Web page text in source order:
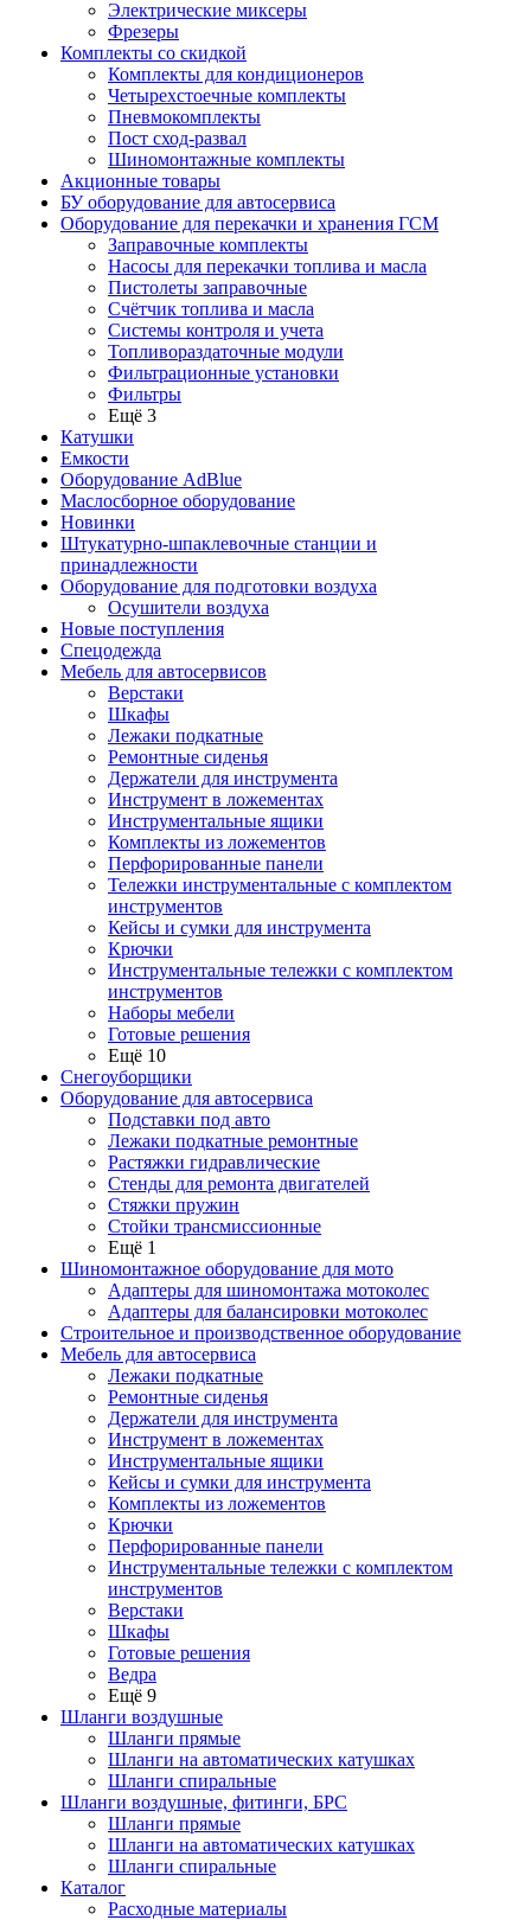
Электрические миксеры
Фрезеры
Комплекты со скидкой
Комплекты для кондиционеров
Четырехстоечные комплекты
Пневмокомплекты
Пост сход-развал
Шиномонтажные комплекты
Акционные товары
БУ оборудование для автосервиса
Оборудование для перекачки и хранения ГСМ
Заправочные комплекты
Насосы для перекачки топлива и масла
Пистолеты заправочные
Счётчик топлива и масла
Системы контроля и учета
Топливораздаточные модули
Фильтрационные установки
Фильтры
Ещё 3
Катушки
Емкости
Оборудование AdBlue
Маслосборное оборудование
Новинки
Штукатурно-шпаклевочные станции и
принадлежности
Оборудование для подготовки воздуха
Осушители воздуха
Новые поступления
Спецодежда
Мебель для автосервисов
Верстаки
Шкафы
Лежаки подкатные
Ремонтные сиденья
Держатели для инструмента
Инструмент в ложементах
Инструментальные ящики
Комплекты из ложементов
Перфорированные панели
Тележки инструментальные с комплектом
инструментов
Кейсы и сумки для инструмента
Крючки
Инструментальные тележки с комплектом
инструментов
Наборы мебели
Готовые решения
Ещё 10
Снегоуборщики
Оборудование для автосервиса
Подставки под авто
Лежаки подкатные ремонтные
Растяжки гидравлические
Стенды для ремонта двигателей
Стяжки пружин
Стойки трансмиссионные
Ещё 1
Шиномонтажное оборудование для мото
Адаптеры для шиномонтажа мотоколес
Адаптеры для балансировки мотоколес
Строительное и производственное оборудование
Мебель для автосервиса
Лежаки подкатные
Ремонтные сиденья
Держатели для инструмента
Инструмент в ложементах
Инструментальные ящики
Кейсы и сумки для инструмента
Комплекты из ложементов
Крючки
Перфорированные панели
Инструментальные тележки с комплектом
инструментов
Верстаки
Шкафы
Готовые решения
Ведра
Ещё 9
Шланги воздушные
Шланги прямые
Шланги на автоматических катушках
Шланги спиральные
Шланги воздушные, фитинги, БРС
Шланги прямые
Шланги на автоматических катушках
Шланги спиральные
Каталог
Расходные материалы